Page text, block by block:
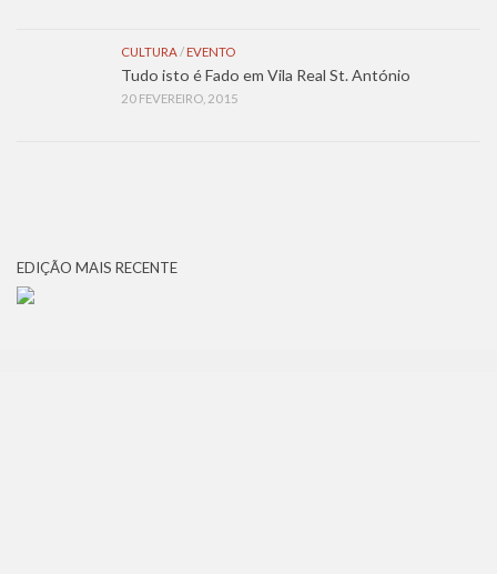
CULTURA/ EVENTO
Tudo isto é Fado em Vila Real St. António
20 FEVEREIRO, 2015
EDIÇÃO MAIS RECENTE